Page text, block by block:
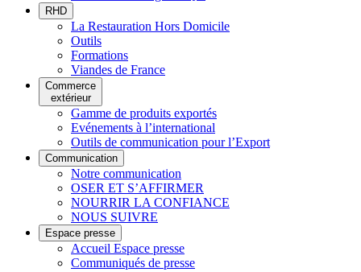
RHD
La Restauration Hors Domicile
Outils
Formations
Viandes de France
Commerce
extérieur
Gamme de produits exportés
Evénements à l’international
Outils de communication pour l’Export
Communication
Notre communication
OSER ET S’AFFIRMER
NOURRIR LA CONFIANCE
NOUS SUIVRE
Espace presse
Accueil Espace presse
Communiqués de presse